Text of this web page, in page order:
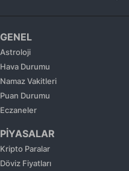
Kastamonu
Kayseri
Kırklareli
Kocaeli
Konya
Kütahya
GENEL
Astroloji
Hava Durumu
Namaz Vakitleri
Puan Durumu
Eczaneler
PİYASALAR
Kripto Paralar
Döviz Fiyatları